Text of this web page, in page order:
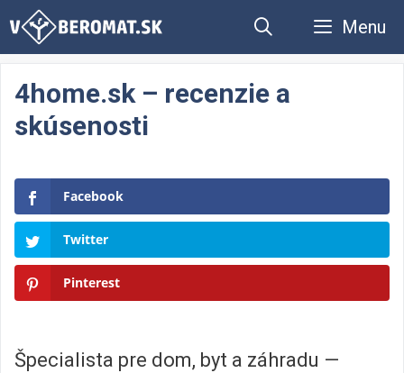
Preskočiť
Menu
4home.sk – recenzie a
skúsenosti
Facebook
Twitter
Pinterest
Špecialista pre dom, byt a záhradu —